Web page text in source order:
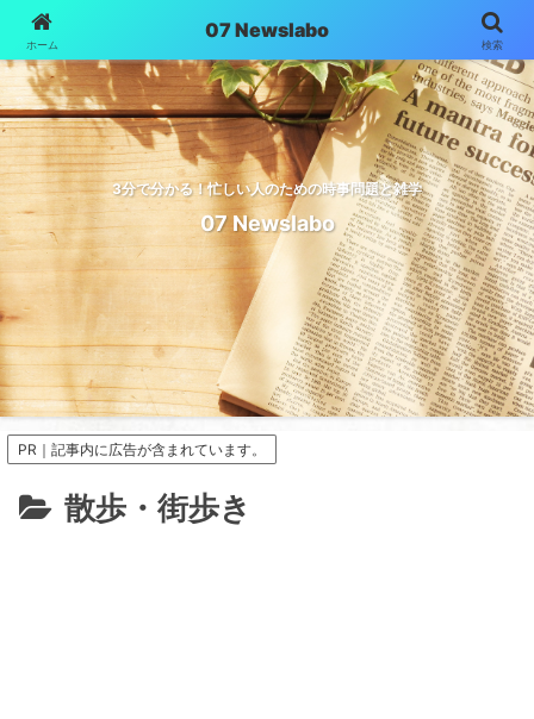
3分で分かる！忙しい人のための時事問題と雑学
07 Newslabo
PR｜記事内に広告が含まれています。
散歩・街歩き
ホーム
07 Newslabo
検索